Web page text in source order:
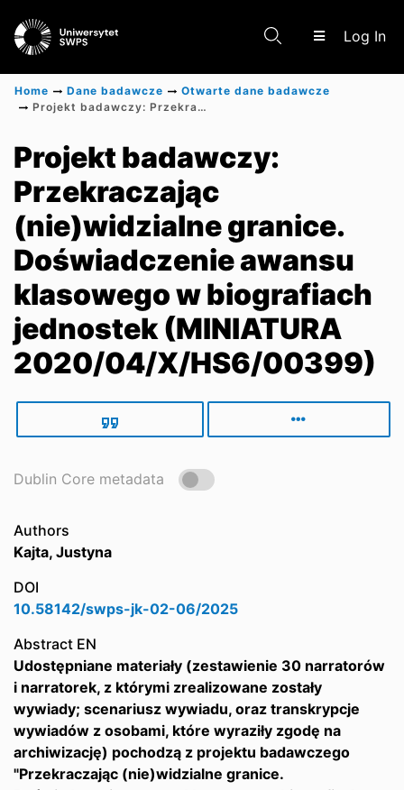
Log In
Scientific research results
Home Dane badawcze
Otwarte dane badawcze
Projekt badawczy: Przekraczając (nie)widzialne granice. Doświadczenie awansu klasowego w biografiach jednostek (MINIATURA 2020/04/X/HS6/00399)
Projekt badawczy:
Przekraczając
(nie)widzialne granice.
Doświadczenie awansu
klasowego w biografiach
jednostek (MINIATURA
2020/04/X/HS6/00399)
Dublin Core metadata
Authors
Kajta, Justyna
DOI
10.58142/swps-jk-02-06/2025
Abstract EN
Udostępniane materiały (zestawienie 30 narratorów
i narratorek, z którymi zrealizowane zostały
wywiady; scenariusz wywiadu, oraz transkrypcje
wywiadów z osobami, które wyraziły zgodę na
archiwizację) pochodzą z projektu badawczego
"Przekraczając (nie)widzialne granice.